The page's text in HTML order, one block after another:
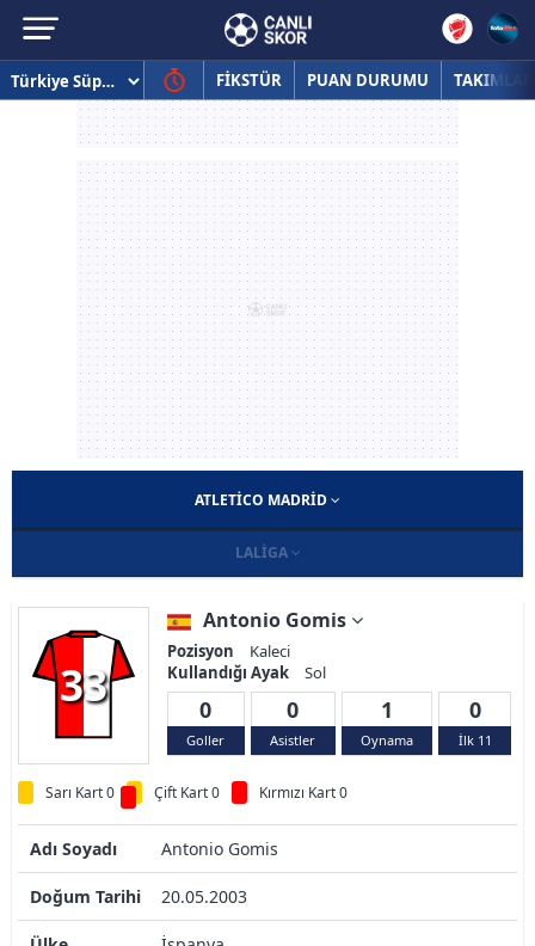
FİKSTÜR PUAN DURUMU TAKIMLAR
ATLETICO MADRID
LALIGA
33
Antonio Gomis
Pozisyon
Kaleci
Kullandığı Ayak
Sol
0
Goller
0
Asistler
1
Oynama
0
İlk 11
Sarı Kart 0 Çift Kart 0 Kırmızı Kart 0
Adı Soyadı Antonio Gomis
Doğum Tarihi 20.05.2003